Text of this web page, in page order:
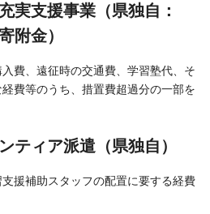
実支援事業（県独自：
附金）
費、遠征時の交通費、学習塾代、そ
費等のうち、措置費超過分の一部を
ティア派遣（県独自）
援補助スタッフの配置に要する経費